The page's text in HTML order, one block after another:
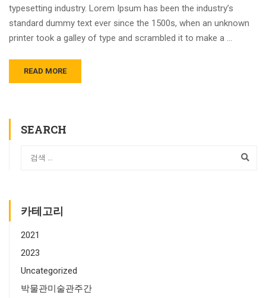
typesetting industry. Lorem Ipsum has been the industry’s
standard dummy text ever since the 1500s, when an unknown
printer took a galley of type and scrambled it to make a …
READ MORE
SEARCH
카테고리
2021
2023
Uncategorized
박물관미술관주간